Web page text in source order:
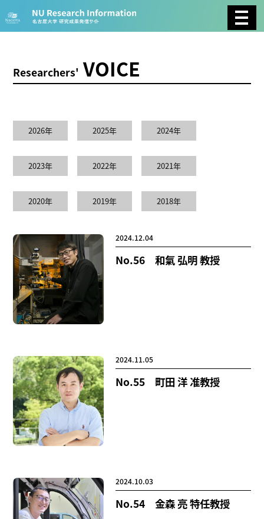
CATEGORY
総合理工 総合生物 複合領域
工学 情報学 数物系科学
人文学
TAG
理学研究科 (212) 工学研究科 (204)
(169)
生命農学研究科 (111)
トランスフォーマティ
ブ生命分子研究所 (74)
環境研究所 (62)
未来材料・システム研究所 (58)
報学研究科 (46)
植物 (33)
研究院 (26)
生物機能開発利用研究センター (24)
ナ (19)
オーロラ (17)
Research VIDEOS
Researchers' VOICE
名古屋大学
名古屋大学基金
Researchers' VOICE
2026年 2025年 2024年
2023年 2022年 2021年
2020年 2019年 2018年
2024.12.04
No.56 和氣 弘明 教授
2024.11.05
No.55 町田 洋 准教授
2024.10.03
No.54 金森 亮 特任教授